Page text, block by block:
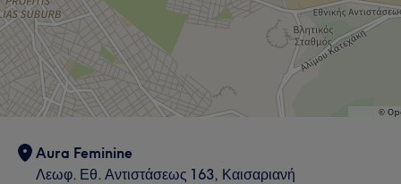
Aura Feminine
Λεωφ. Εθ. Αντιστάσεως 163, Καισαριανή